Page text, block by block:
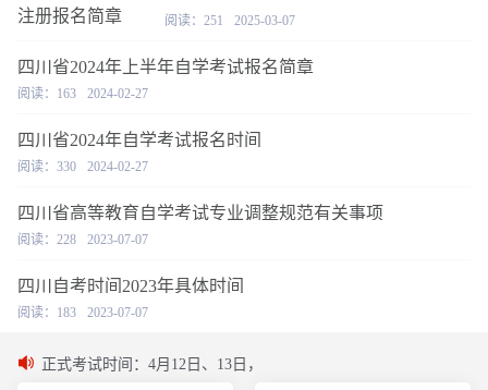
阅读：251 2025-03-07
四川省2024年上半年自学考试报名简章
阅读：163 2024-02-27
四川省2024年自学考试报名时间
阅读：330 2024-02-27
四川省高等教育自学考试专业调整规范有关事项
阅读：228 2023-07-07
四川自考时间2023年具体时间
阅读：183 2023-07-07
正式考试时间：4月12日、13日，